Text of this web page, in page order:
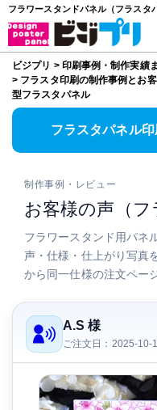
フラワースタンドパネル（フラスタ
ビジプリ > 印刷事例・制作実績
> フラスタ印刷の制作事例とお
型フラスタパネル
フラスタパネル
制作事例・レビュー
お客様の声（フ
フラワースタンド用パネ
声・仕様・仕上がり写真
から同一仕様の注文ペー
A.S 様
ご注文日：2025-10-